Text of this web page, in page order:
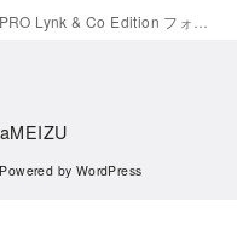
フォトツアー：「Flyme Auto」初搭載Lynk & Co 08とのコラボモデル
Powered by WordPress